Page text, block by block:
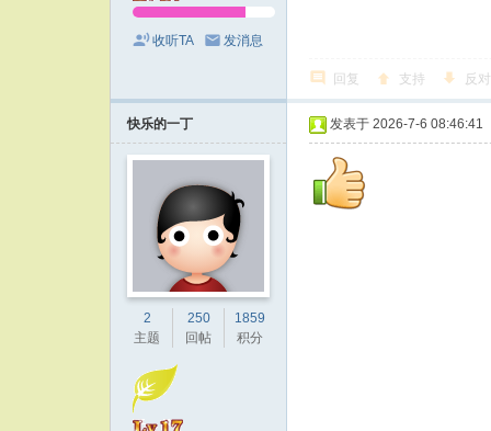
收听TA 发消息
回复 支持 反对
快乐的一丁
2
主题
250
回帖
1859
积分
发表于 2026-7-6 08:46:41